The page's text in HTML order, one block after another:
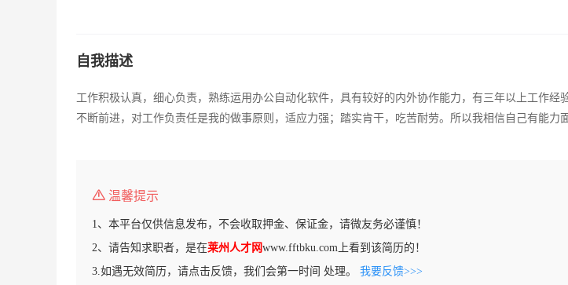
自我描述
工作积极认真，细心负责，熟练运用办公自动化软件，具有较好的内外协作能力，有三年以上工作经
不断前进，对工作负责任是我的做事原则，适应力强；踏实肯干，吃苦耐劳。所以我相信自己有能力
温馨提示
1、本平台仅供信息发布，不会收取押金、保证金，请微友务必谨慎！
2、请告知求职者，是在莱州人才网www.fftbku.com上看到该简历的！
3.如遇无效简历，请点击反馈，我们会第一时间 处理。 我要反馈>>>